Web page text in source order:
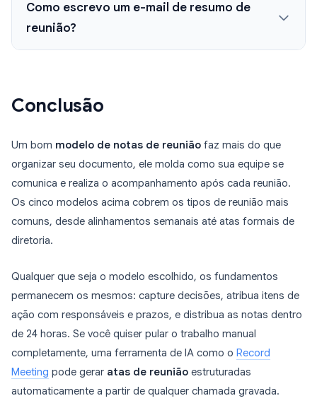
Como escrevo um e-mail de resumo de
reunião?
Conclusão
Um bom modelo de notas de reunião faz mais do que
organizar seu documento, ele molda como sua equipe se
comunica e realiza o acompanhamento após cada reunião.
Os cinco modelos acima cobrem os tipos de reunião mais
comuns, desde alinhamentos semanais até atas formais de
diretoria.
Qualquer que seja o modelo escolhido, os fundamentos
permanecem os mesmos: capture decisões, atribua itens de
ação com responsáveis e prazos, e distribua as notas dentro
de 24 horas. Se você quiser pular o trabalho manual
completamente, uma ferramenta de IA como o Record
Meeting pode gerar atas de reunião estruturadas
automaticamente a partir de qualquer chamada gravada.